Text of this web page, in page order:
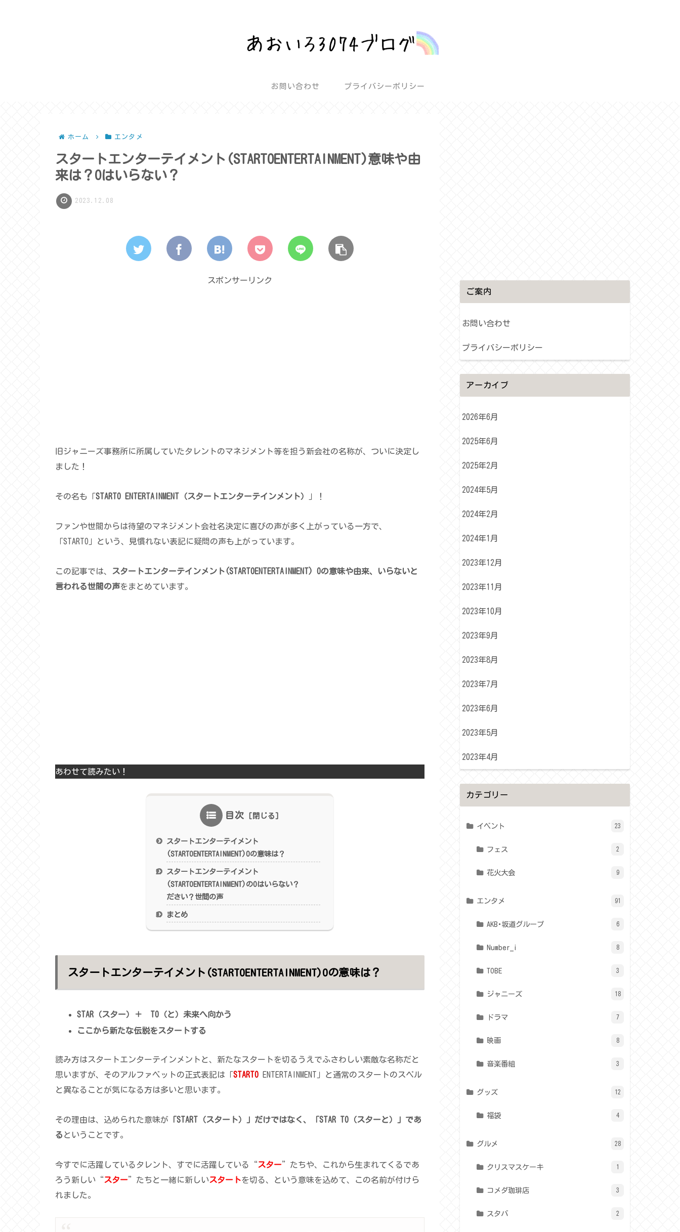
お問い合わせ プライバシーポリシー
ホーム エンタメ
スタートエンターテイメント(STARTOENTERTAINMENT)意味や由
来は？Oはいらない？
2023.12.08
スポンサーリンク
旧ジャニーズ事務所に所属していたタレントのマネジメント等を担う新会社の名称が、ついに決定し
ました！
その名も「 STARTO ENTERTAINMENT（スタートエンターテインメント） 」！
ファンや世間からは待望のマネジメント会社名決定に喜びの声が多く上がっている一方で、
「STARTO」という、見慣れない表記に疑問の声も上がっています。
この記事では、 スタートエンターテインメント(STARTOENTERTAINMENT) Oの意味や由来、
いらないと
言われる世間の声をまとめています。
あわせて読みたい！
目次
スタートエンターテイメント
(STARTOENTERTAINMENT)Oの意味は？
スタートエンターテイメント
(STARTOENTERTAINMENT)のOはいらない？
ださい？世間の声
まとめ
スタートエンターテイメント(STARTOENTERTAINMENT)Oの意味は？
STAR（スター） ＋ TO（と）未来へ向かう
ここから新たな伝説をスタートする
読み方はスタートエンターテインメントと、新たなスタートを切るうえでふさわしい素敵な名称だと
思いますが、そのアルファベットの正式表記は「 STARTO ENTERTAINMENT」と通常のスタートのスペル
と異なることが気になる方は多いと思います。
その理由は、込められた意味が 「START（スタート）」だけではなく、「STAR TO（スターと）」であ
る ということです。
今すでに活躍しているタレント、すでに活躍している“スター”たちや、これから生まれてくるであ
ろう新しい“スター”たちと一緒に新しいスタートを切る、という意味を込めて、この名前が付けら
れました。
ご案内
お問い合わせ
プライバシーポリシー
アーカイブ
2026年6月
2025年6月
2025年2月
2024年5月
2024年2月
2024年1月
2023年12月
2023年11月
2023年10月
2023年9月
2023年8月
2023年7月
2023年6月
2023年5月
2023年4月
カテゴリー
イベント 23
フェス 2
花火大会 9
エンタメ 91
AKB･坂道グループ 6
Number_i 8
TOBE 3
ジャニーズ 18
ドラマ 7
映画 8
音楽番組 3
グッズ 12
福袋 4
グルメ 28
クリスマスケーキ 1
コメダ珈琲店 3
スタバ 2